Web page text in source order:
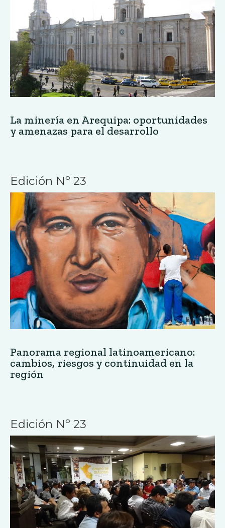
La minería en Arequipa: oportunidades
y amenazas para el desarrollo
Edición Nº 23
Panorama regional latinoamericano:
cambios, riesgos y continuidad en la
región
Edición Nº 23